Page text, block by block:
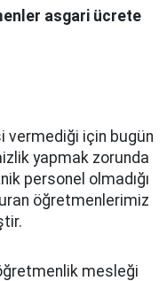
asgari ücrete
vermediği için bugün
yapmak zorunda
personel olmadığı
öğretmenlerimiz
mesleği